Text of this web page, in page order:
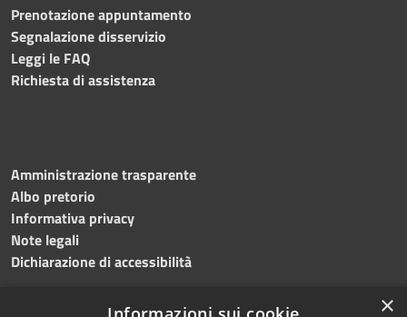
Prenotazione appuntamento
Segnalazione disservizio
Leggi le FAQ
Richiesta di assistenza
Amministrazione trasparente
Albo pretorio
Informativa privacy
Note legali
Dichiarazione di accessibilità
×